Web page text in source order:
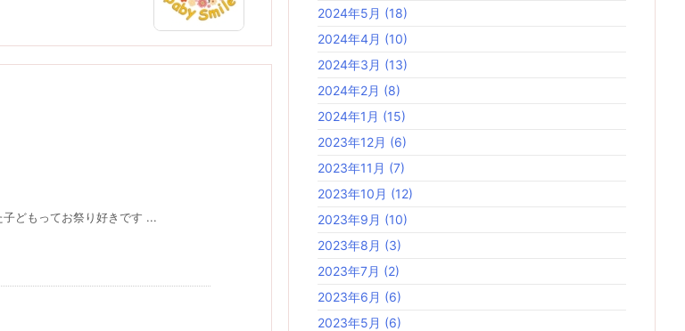
どもってお祭り好きです ...
2024年5月 (18)
2024年4月 (10)
2024年3月 (13)
2024年2月 (8)
2024年1月 (15)
2023年12月 (6)
2023年11月 (7)
2023年10月 (12)
2023年9月 (10)
2023年8月 (3)
2023年7月 (2)
2023年6月 (6)
2023年5月 (6)